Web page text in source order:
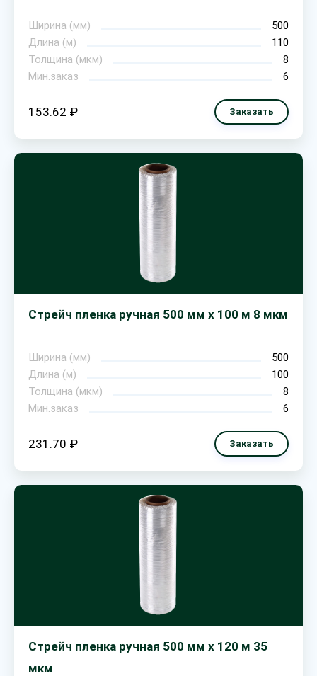
Ширина (мм)
500
Длина (м)
110
Толщина (мкм)
8
Мин.заказ
6
153.62 ₽ Заказать
Стрейч пленка ручная 500 мм х 100 м 8 мкм
Ширина (мм)
500
Длина (м)
100
Толщина (мкм)
8
Мин.заказ
6
231.70 ₽ Заказать
Стрейч пленка ручная 500 мм х 120 м 35
мкм